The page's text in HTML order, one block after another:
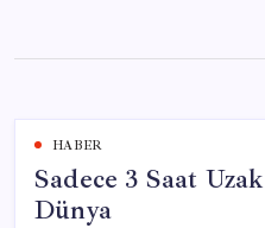
content
HABER
Sadece 3 Saat
Dünya